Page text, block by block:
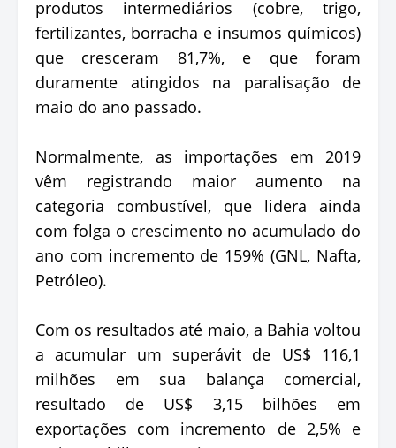
produtos intermediários (cobre, trigo,
fertilizantes, borracha e insumos químicos)
que cresceram 81,7%, e que foram
duramente atingidos na paralisação de
maio do ano passado.
Normalmente, as importações em 2019
vêm registrando maior aumento na
categoria combustível, que lidera ainda
com folga o crescimento no acumulado do
ano com incremento de 159% (GNL, Nafta,
Petróleo).
Com os resultados até maio, a Bahia voltou
a acumular um superávit de US$ 116,1
milhões em sua balança comercial,
resultado de US$ 3,15 bilhões em
exportações com incremento de 2,5% e